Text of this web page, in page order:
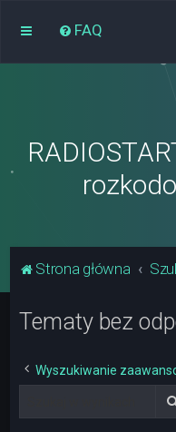
FAQ
Strona główna
Tematy bez
Wyszukiwanie